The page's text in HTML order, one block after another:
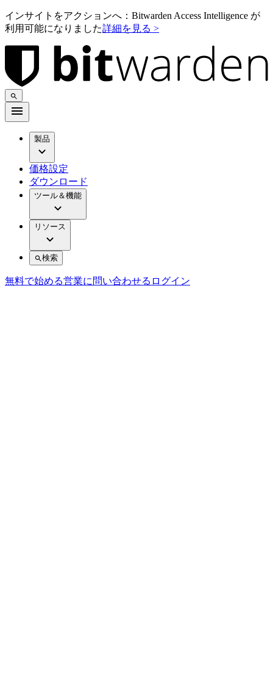
インサイトをアクションへ：Bitwarden Access Intelligence が
利用可能になりました詳細を見る >
製品
価格設定
ダウンロード
ツール＆機能
リソース
検索
無料で始める営業に問い合わせる ログイン